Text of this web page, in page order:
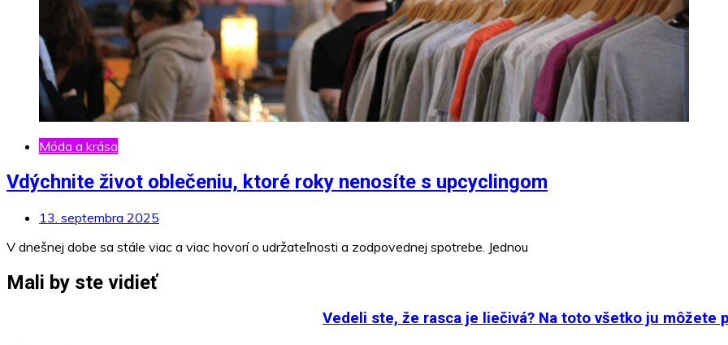
Móda a krása
Vdýchnite život oblečeniu, ktoré roky nenosíte s upcyclingom
13. septembra 2025
V dnešnej dobe sa stále viac a viac hovorí o udržateľnosti a zodpovednej spotrebe. Jednou
Mali by ste vidieť
Vedeli ste, že rasca je liečivá? Na toto všetko ju môžete